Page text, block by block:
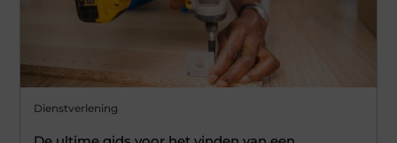
Dienstverlening